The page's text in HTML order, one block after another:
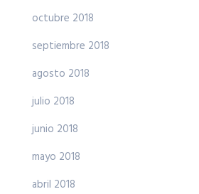
octubre 2018
septiembre 2018
agosto 2018
julio 2018
junio 2018
mayo 2018
abril 2018